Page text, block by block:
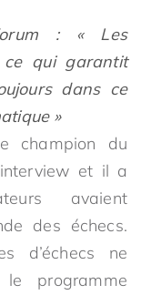
: « Les
ce qui garantit
dans ce
»
champion du
et il a
avaient
des échecs.
d’échecs ne
programme